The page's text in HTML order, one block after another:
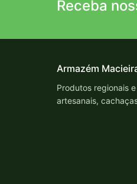
Receba
Armazém
Produtos regionais
artesanais,